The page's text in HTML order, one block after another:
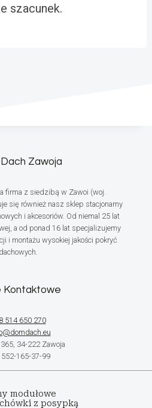
szacunek.
Zawoja
firma z siedzibą w Zawoi (woj.
się również nasz sklep stacjonarny
i akcesoriów. Od niemal 25 lat
a od ponad 16 lat specjalizujemy
i montażu wysokiej jakości pokryć
dachowych.
Kontaktowe
514 650 270
34-222 Zawoja
552-165-37-99
modułowe
z posypką